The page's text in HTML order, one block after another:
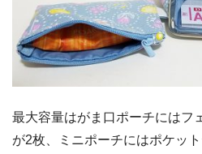
最大容量はがま口ポーチにはフ
が2枚、ミニポーチにはポケッ